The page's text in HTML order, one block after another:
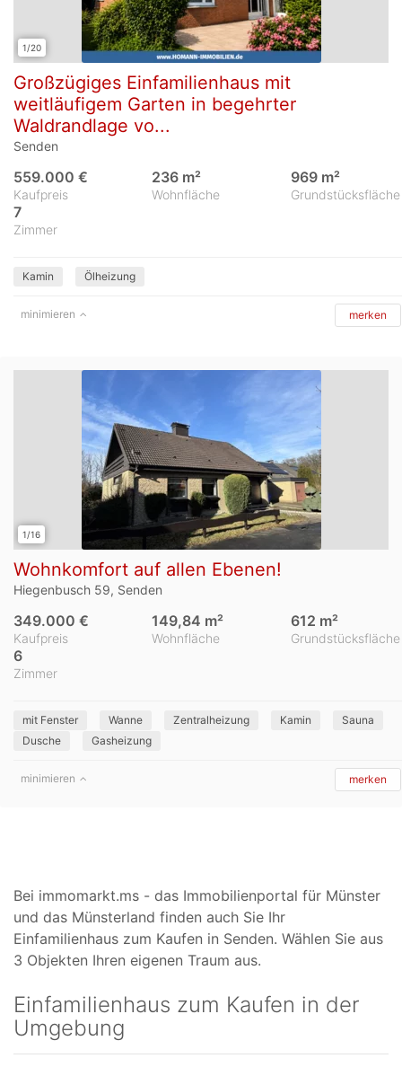
1/20
Großzügiges Einfamilienhaus mit
weitläufigem Garten in begehrter
Waldrandlage vo...
Senden
Kaufpreis
559.000 €
Wohnfläche
236 m²
Grundstücksfläche
969 m²
Zimmer
7
Kamin Ölheizung
minimieren merken
1/16
Wohnkomfort auf allen Ebenen!
Hiegenbusch 59, Senden
Kaufpreis
349.000 €
Wohnfläche
149,84 m²
Grundstücksfläche
612 m²
Zimmer
6
mit Fenster Wanne Zentralheizung Kamin
Sauna
Dusche
Gasheizung
minimieren merken
Bei immomarkt.ms - das Immobilienportal für Münster
und das Münsterland finden auch Sie Ihr
Einfamilienhaus zum Kaufen in Senden. Wählen Sie aus
3 Objekten Ihren eigenen Traum aus.
Einfamilienhaus zum Kaufen in der
Umgebung